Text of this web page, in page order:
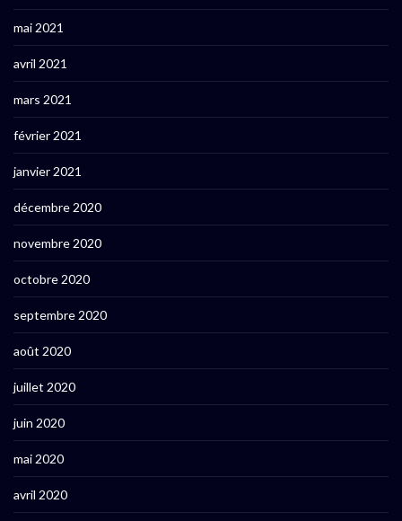
mai 2021
avril 2021
mars 2021
février 2021
janvier 2021
décembre 2020
novembre 2020
octobre 2020
septembre 2020
août 2020
juillet 2020
juin 2020
mai 2020
avril 2020